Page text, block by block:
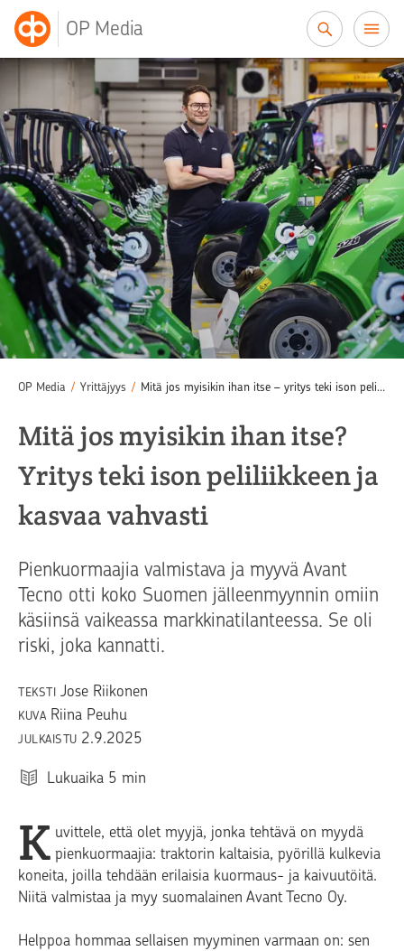
OP Media
OP Media / Yrittäjyys / Mitä jos myisikin ihan itse – yritys teki ison peliliikkeen ja kasvaa vahvasti
Mitä jos myisikin ihan itse?
Yritys teki ison peliliikkeen ja
kasvaa vahvasti
Pienkuormaajia valmistava ja myyvä Avant
Tecno otti koko Suomen jälleenmyynnin omiin
käsiinsä vaikeassa markkinatilanteessa. Se oli
riski, joka kannatti.
TEKSTI Jose Riikonen
KUVA Riina Peuhu
JULKAISTU 2.9.2025
Lukuaika 5 min
K uvittele, että olet myyjä, jonka tehtävä on myydä
pienkuormaajia: traktorin kaltaisia, pyörillä kulkevia
koneita, joilla tehdään erilaisia kuormaus- ja kaivuutöitä.
Niitä valmistaa ja myy suomalainen Avant Tecno Oy.
Helppoa hommaa sellaisen myyminen varmaan on: sen